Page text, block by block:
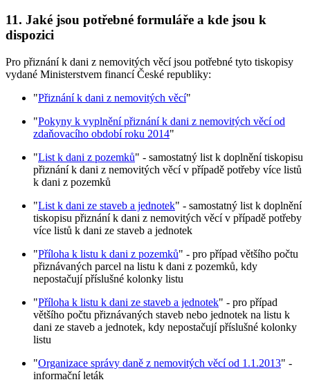
11. Jaké jsou potřebné formuláře a kde jsou k
dispozici
Pro přiznání k dani z nemovitých věcí jsou potřebné tyto tiskopisy
vydané Ministerstvem financí České republiky:
"Přiznání k dani z nemovitých věcí"
"Pokyny k vyplnění přiznání k dani z nemovitých věcí od
zdaňovacího období roku 2014"
"List k dani z pozemků" - samostatný list k doplnění tiskopisu
přiznání k dani z nemovitých věcí v případě potřeby více listů
k dani z pozemků
"List k dani ze staveb a jednotek" - samostatný list k doplnění
tiskopisu přiznání k dani z nemovitých věcí v případě potřeby
více listů k dani ze staveb a jednotek
"Příloha k listu k dani z pozemků" - pro případ většího počtu
přiznávaných parcel na listu k dani z pozemků, kdy
nepostačují příslušné kolonky listu
"Příloha k listu k dani ze staveb a jednotek" - pro případ
většího počtu přiznávaných staveb nebo jednotek na listu k
dani ze staveb a jednotek, kdy nepostačují příslušné kolonky
listu
"Organizace správy daně z nemovitých věcí od 1.1.2013" -
informační leták